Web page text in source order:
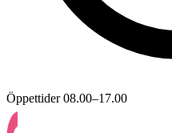
Öppettider 08.00–17.00